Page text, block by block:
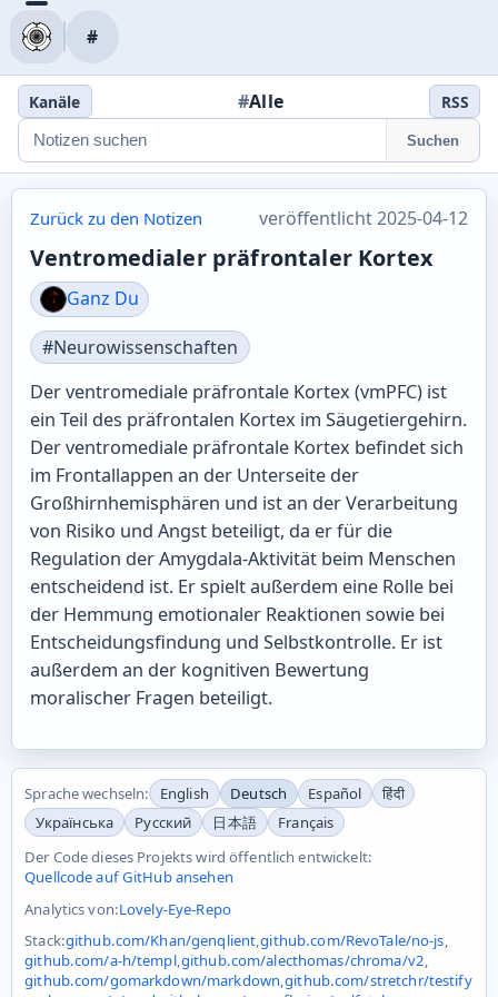
#
Kanäle #Alle RSS
Suchen
Zurück zu den Notizen veröffentlicht 2025-04-12
Ventromedialer präfrontaler Kortex
Ganz Du
#Neurowissenschaften
Der ventromediale präfrontale Kortex (vmPFC) ist
ein Teil des präfrontalen Kortex im Säugetiergehirn.
Der ventromediale präfrontale Kortex befindet sich
im Frontallappen an der Unterseite der
Großhirnhemisphären und ist an der Verarbeitung
von Risiko und Angst beteiligt, da er für die
Regulation der Amygdala-Aktivität beim Menschen
entscheidend ist. Er spielt außerdem eine Rolle bei
der Hemmung emotionaler Reaktionen sowie bei
Entscheidungsfindung und Selbstkontrolle. Er ist
außerdem an der kognitiven Bewertung
moralischer Fragen beteiligt.
Sprache wechseln: English Deutsch Español
हिंदी
Українська
Русский 日本語
Français
Der Code dieses Projekts wird öffentlich entwickelt:
Quellcode auf GitHub ansehen
Analytics von:Lovely-Eye-Repo
Stack:github.com/Khan/genqlient,github.com/RevoTale/no-js,
github.com/a-h/templ,github.com/alecthomas/chroma/v2,
github.com/gomarkdown/markdown,github.com/stretchr/testify